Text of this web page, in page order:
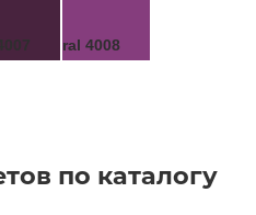
ral 4008
по каталогу